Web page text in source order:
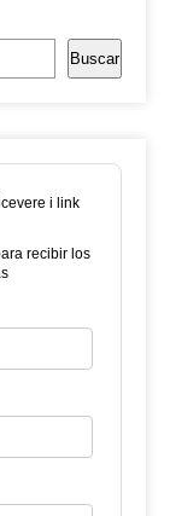
Buscar
i link
recibir los